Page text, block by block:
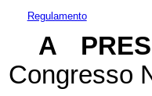
Regulamento
A
Congresso